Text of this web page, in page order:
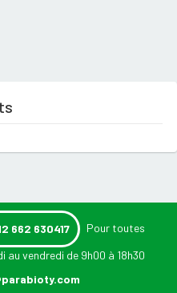
662 630417 Pour toutes
au vendredi de 9h00 à 18h30